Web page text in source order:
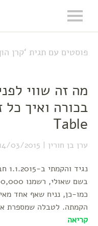
פוסטים עם תגית ‘קרן
מה זה שווי
Table
ערן בן חורין 03/2015
כמו-כן, נניח שאף אחד
הקמתה. לטבלה שמספרת
קריאה